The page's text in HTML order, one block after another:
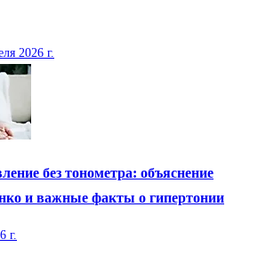
2026 г.
без тонометра: объяснение
и важные факты о гипертонии
г.